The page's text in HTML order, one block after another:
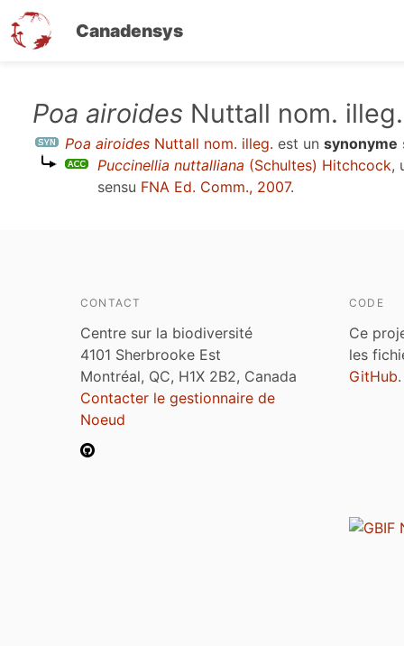
Canadensys
contenu
principal
Poa airoides Nuttall nom. illeg.
Poa airoides Nuttall nom. illeg. est un synonyme
Puccinellia nuttalliana (Schultes) Hitchcock,
sensu FNA Ed. Comm., 2007.
CONTACT
Centre sur la biodiversité
4101 Sherbrooke Est
Montréal, QC, H1X 2B2, Canada
Contacter le gestionnaire de
Noeud
CODE
Ce
les
GitHub.